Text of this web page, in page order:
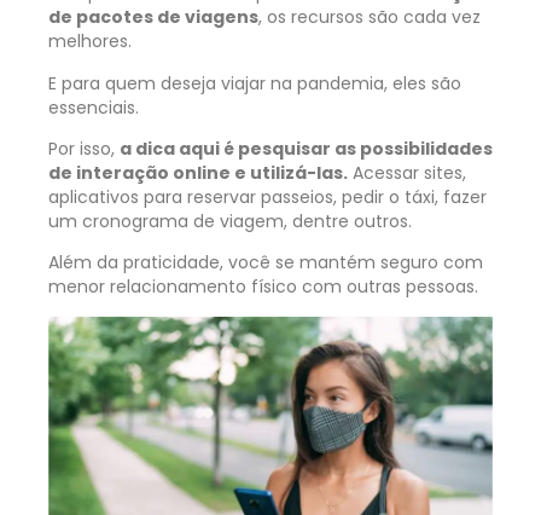
de pacotes de viagens, os recursos são cada vez
melhores.
E para quem deseja viajar na pandemia, eles são
essenciais.
Por isso, a dica aqui é pesquisar as possibilidades
de interação online e utilizá-las. Acessar sites,
aplicativos para reservar passeios, pedir o táxi, fazer
um cronograma de viagem, dentre outros.
Além da praticidade, você se mantém seguro com
menor relacionamento físico com outras pessoas.